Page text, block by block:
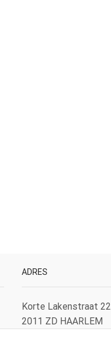
ADRES
Korte Lakenstraat 22
2011 ZD HAARLEM